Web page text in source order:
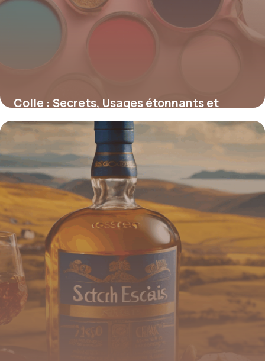
Colle : Secrets, Usages étonnants et
Innovations adhésives